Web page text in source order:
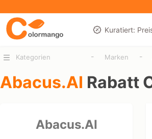
Kuratiert:
Kategorien - Marken -
Abacus.AI Rabatt
Abacus.AI